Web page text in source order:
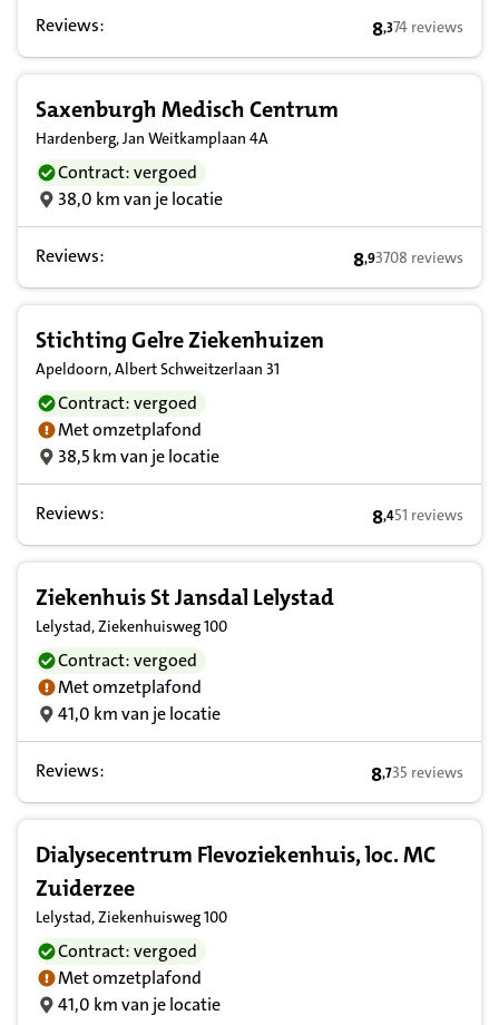
Reviews: 8,3 op basis
8,374 reviews
Saxenburgh Medisch Centrum
Hardenberg, Jan Weitkamplaan 4A
Contract: vergoed
38,0 km van je locatie
Reviews: 8,9 op basis van
8,93708 reviews
Stichting Gelre Ziekenhuizen
Apeldoorn, Albert Schweitzerlaan 31
Contract: vergoed
Met omzetplafond
38,5 km van je locatie
Reviews: 8,4 op basis
8,451 reviews
Ziekenhuis St Jansdal Lelystad
Lelystad, Ziekenhuisweg 100
Contract: vergoed
Met omzetplafond
41,0 km van je locatie
Reviews: 8,7 op basis
8,735 reviews
Dialysecentrum Flevoziekenhuis, loc. MC
Zuiderzee
Lelystad, Ziekenhuisweg 100
Contract: vergoed
Met omzetplafond
41,0 km van je locatie